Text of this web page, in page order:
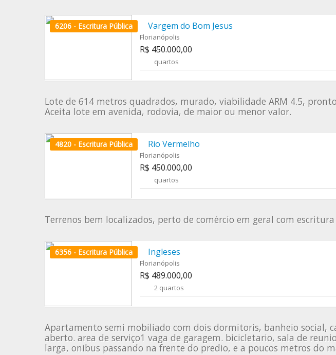
6206 - Escritura Pública Vargem do Bom Jesus
Florianópolis
R$ 450.000,00
quartos
Lote de 614 metros quadrados, murado, viabilidade ARM 4.5,
Aceita lote em avenida, rodovia, de maior ou menor valor.
4820 - Escritura Pública Rio Vermelho
Florianópolis
R$ 450.000,00
quartos
Terrenos bem localizados, perto de comércio em geral com
6356 - Escritura Pública Ingleses
Florianópolis
R$ 489.000,00
2 quartos
Apartamento semi mobiliado com dois dormitoris, banheio social,
aberto. area de serviço1 vaga de garagem. bicicletario, sala de
larga, onibus passando na frente do predio, e a poucos metros do